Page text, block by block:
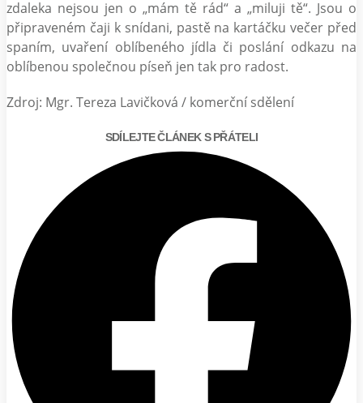
zdaleka nejsou jen o „mám tě rád“ a „miluji tě“. Jsou o
připraveném čaji k snídani, pastě na kartáčku večer před
spaním, uvaření oblíbeného jídla či poslání odkazu na
oblíbenou společnou píseň jen tak pro radost.
Zdroj: Mgr. Tereza Lavičková / komerční sdělení
SDÍLEJTE ČLÁNEK S PŘÁTELI